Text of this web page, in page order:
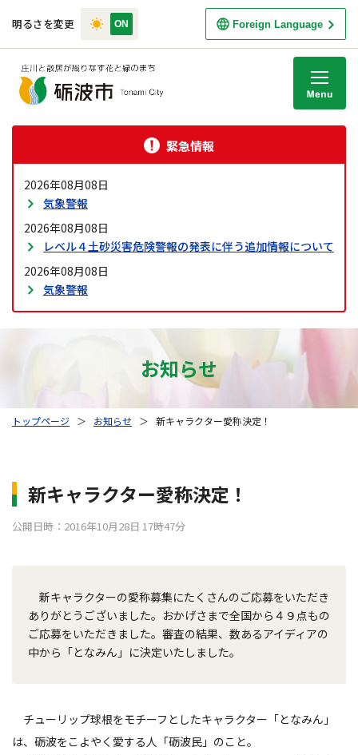
明るさを変更 Foreign Language
緊急情報
2026年08月08日
気象警報
2026年08月08日
レベル４土砂災害危険警報の発表に伴う追加情報について
2026年08月08日
気象警報
お知らせ
トップページ ＞ お知らせ ＞ 新キャラクター愛称決定！
新キャラクター愛称決定！
公開日時：2016年10月28日 17時47分
新キャラクターの愛称募集にたくさんのご応募をいただき
ありがとうございました。おかげさまで全国から４９点もの
ご応募をいただきました。審査の結果、数あるアイディアの
中から「となみん」に決定いたしました。
チューリップ球根をモチーフとしたキャラクター「となみん」
は、砺波をこよやく愛する人「砺波民」のこと。